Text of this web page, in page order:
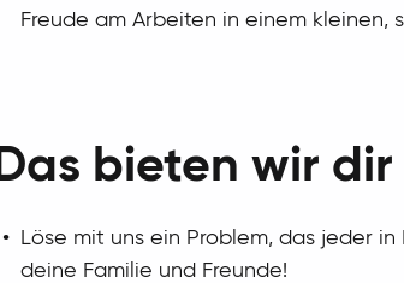
Freude am Arbeiten in einem kleinen,
Das bieten wir dir
Löse mit uns ein Problem, das jeder
deine Familie und Freunde!